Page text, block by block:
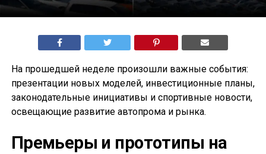
На прошедшей неделе произошли важные события:
презентации новых моделей, инвестиционные планы,
законодательные инициативы и спортивные новости,
освещающие развитие автопрома и рынка.
Премьеры и прототипы на